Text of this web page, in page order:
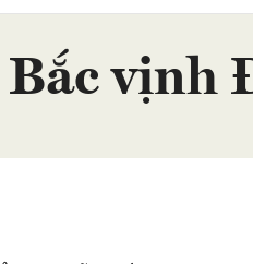
vịnh